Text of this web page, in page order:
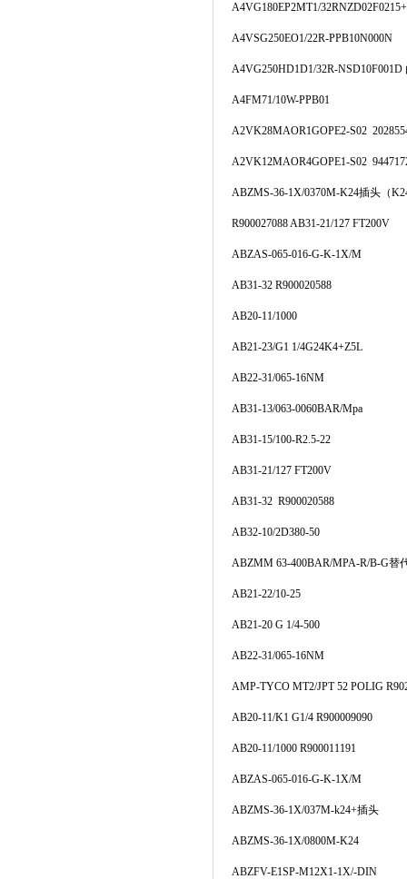
A4VG180EP2MT1/
A4VSG250EO1/22R-PPB10N000N
A4VG250HD1D1/32R-NSD10F001D
A4FM71/10W-PPB01
A2VK28MAOR1GOPE2-S02
A2VK12MAOR4GOPE1-S02
ABZMS-36-1X/0370M-K24插头 （
R900027088 AB31-21/127 FT200V
ABZAS-065-016-G-K-1X/M
AB31-32 R900020588
AB20-11/1000
AB21-23/G1 1/4G24K4+Z5L
AB22-31/065-16NM
AB31-13/063-0060BAR/Mpa
AB31-15/100-R2.5-22
AB31-21/127 FT200V
AB31-32 R900020588
AB32-10/2D380-50
ABZMM 63-400BAR/MPA-R/B-G替
AB21-22/10-25
AB21-20 G 1/4-500
AB22-31/065-16NM
AMP-TYCO MT2/JPT 52 POLIG
AB20-11/K1 G1/4 R900009090
AB20-11/1000 R900011191
ABZAS-065-016-G-K-1X/M
ABZMS-36-1X/037M-k24+插头
ABZMS-36-1X/0800M-K24
ABZFV-E1SP-M12X1-1X/-DIN